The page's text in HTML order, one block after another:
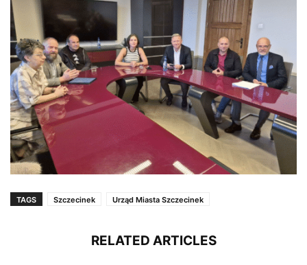
TAGS Szczecinek Urząd Miasta Szczecinek
RELATED ARTICLES